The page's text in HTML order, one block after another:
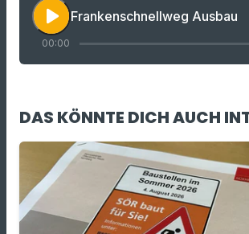
play_arrow Frankenschnellweg Ausbau
00:00
DAS KÖNNTE DICH AUCH